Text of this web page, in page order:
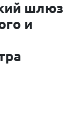
шлюз
и